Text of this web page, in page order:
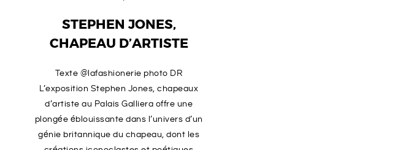
STEPHEN JONES,
CHAPEAU D’ARTISTE
Texte @lafashionerie photo DR
L’exposition Stephen Jones, chapeaux
d’artiste au Palais Galliera offre une
plongée éblouissante dans l’univers d’un
génie britannique du chapeau, dont les